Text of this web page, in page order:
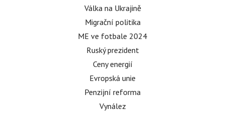
Válka na Ukrajině
Migrační politika
ME ve fotbale 2024
Ruský prezident
Ceny energií
Evropská unie
Penzijní reforma
Vynález